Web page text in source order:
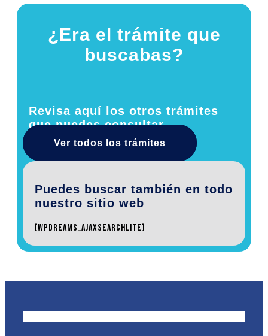
¿Era el trámite que
buscabas?
Revisa aquí los otros trámites
que puedes consultar
Ver todos los trámites
Puedes buscar también en todo
nuestro sitio web
[wpdreams_ajaxsearchlite]